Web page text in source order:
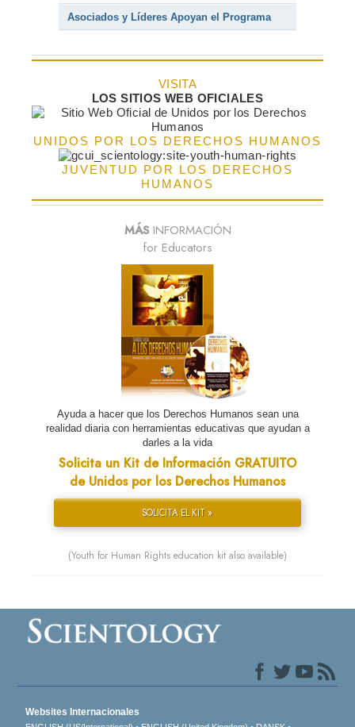
Asociados y Líderes Apoyan el Programa
VISITA
LOS SITIOS WEB OFICIALES
UNIDOS POR LOS DERECHOS HUMANOS
JUVENTUD POR LOS DERECHOS
HUMANOS
MÁSINFORMACIÓN
for Educators
Ayuda a hacer que los Derechos Humanos sean una
realidad diaria con herramientas educativas que ayudan a
darles a la vida
Solicita un Kit de Información GRATUITO
de Unidos por los Derechos Humanos
SOLICITA EL KIT »
(Youth for Human Rights education kit also available)
Websites Internacionales